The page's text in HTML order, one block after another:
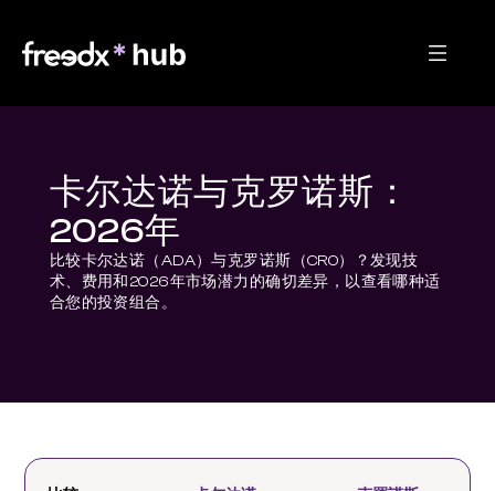
卡尔达诺与克罗诺斯：
2026年
比较卡尔达诺（ADA）与克罗诺斯（CRO）？发现技
术、费用和2026年市场潜力的确切差异，以查看哪种适
合您的投资组合。